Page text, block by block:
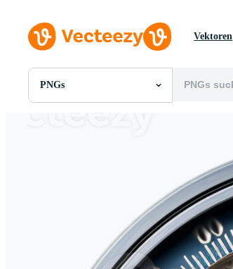
Vektoren
PNGs
Alle Bilder
Redaktionelle Bilder
Redaktionelle Ereignisse